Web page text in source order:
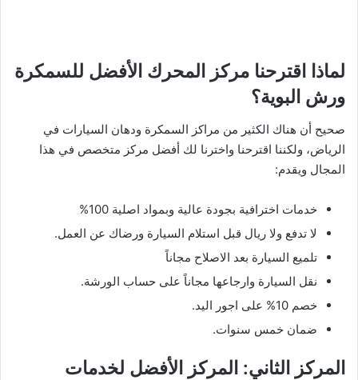
لماذا اقترحنا مركز المحرك الأفضل للسمكرة
ورش البوية؟
صحيح أن هناك الكثير من مراكز السمكرة ودهان السيارات في
الرياض، ولكننا اقترحنا واخترنا لك أفضل مركز متخصص في هذا
المجال ويقدم:
خدمات اخترافية بجودة عالية وبمواد اصلية 100%
لا تدفع ولا ريال قبل استلام السيارة ورضاك عن العمل.
تلميع السيارة بعد الاصلاح مجاناً
نقل السيارة وارجاعها مجاناً على حساب الورشة.
خصم 10% على اجور اليد.
ضمان خمس سنوات.
المركز الثاني: المركز الأفضل لخدمات